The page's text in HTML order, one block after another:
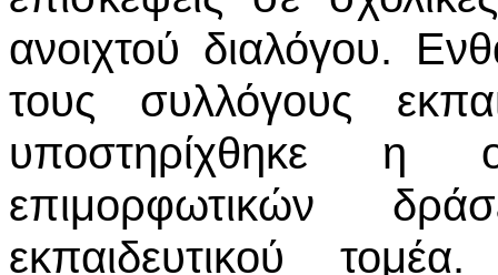
ανοιχτού διαλόγου.
τους συλλόγους
υποστηρίχθηκε η
επιμορφωτικών
εκπαιδευτικού